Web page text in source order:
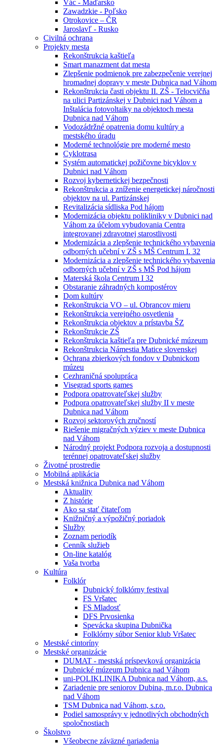
Vác - Maďarsko
Zawadzkie - Poľsko
Otrokovice – ČR
Jaroslavľ - Rusko
Civilná ochrana
Projekty mesta
Rekonštrukcia kaštieľa
Smart manazment dat mesta
Zlepšenie podmienok pre zabezpečenie verejnej
hromadnej dopravy v meste Dubnica nad Váhom
Rekonštrukcia časti objektu II. ZŠ - Telocvičňa
na ulici Partizánskej v Dubnici nad Váhom a
Inštalácia fotovoltaiky na objektoch mesta
Dubnica nad Váhom
Vodozádržné opatrenia domu kultúry a
mestského úradu
Moderné technológie pre moderné mesto
Cyklotrasa
Systém automatickej požičovne bicyklov v
Dubnici nad Váhom
Rozvoj kybernetickej bezpečnosti
Rekonštrukcia a zníženie energetickej náročnosti
objektov na ul. Partizánskej
Revitalizácia sídliska Pod hájom
Modernizácia objektu polikliniky v Dubnici nad
Váhom za účelom vybudovania Centra
integrovanej zdravotnej starostlivosti
Modernizácia a zlepšenie technického vybavenia
odborných učební v ZŠ s MŠ Centrum I. 32
Modernizácia a zlepšenie technického vybavenia
odborných učební v ZŠ s MŠ Pod hájom
Materská škola Centrum I 32
Obstaranie záhradných kompostérov
Dom kultúry
Rekonštrukcia VO – ul. Obrancov mieru
Rekonštrukcia verejného osvetlenia
Rekonštrukcia objektov a prístavba ŠZ
Rekonštrukcie ZŠ
Rekonštrukcia kaštieľa pre Dubnické múzeum
Rekonštrukcia Námestia Matice slovenskej
Ochrana zbierkových fondov v Dubnickom
múzeu
Cezhraničná spolupráca
Visegrad sports games
Podpora opatrovateľskej služby
Podpora opatrovateľskej služby II v meste
Dubnica nad Váhom
Rozvoj sektorových zručností
Riešenie migračných výziev v meste Dubnica
nad Váhom
Národný projekt Podpora rozvoja a dostupnosti
terénnej opatrovateľskej služby
Životné prostredie
Mobilná aplikácia
Mestská knižnica Dubnica nad Váhom
Aktuality
Z histórie
Ako sa stať čitateľom
Knižničný a výpožičný poriadok
Služby
Zoznam periodík
Cenník služieb
On-line katalóg
Vaša tvorba
Kultúra
Folklór
Dubnický folklórny festival
FS Vršatec
FS Mladosť
DFS Prvosienka
Spevácka skupina Dubnička
Folklórny súbor Senior klub Vršatec
Mestské cintoríny
Mestské organizácie
DUMAT - mestská príspevková organizácia
Dubnické múzeum Dubnica nad Váhom
uni-POLIKLINIKA Dubnica nad Váhom, a.s.
Zariadenie pre seniorov Dubina, m.r.o. Dubnica
nad Váhom
TSM Dubnica nad Váhom, s.r.o.
Podiel samosprávy v jednotlivých obchodných
spoločnostiach
Školstvo
Všeobecne záväzné nariadenia